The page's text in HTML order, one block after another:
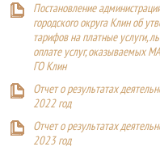
Постановление
городского округа Клин об
тарифов на платные услуги,
оплате услуг, оказываемых
ГО Клин
Отчет о результатах
2022 год
Отчет о результатах
2023 год